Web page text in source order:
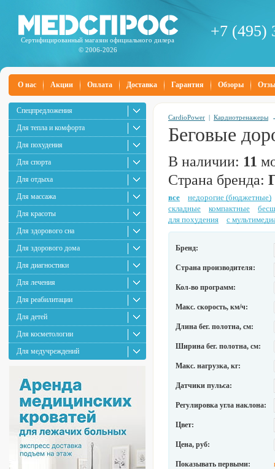
Сертифицированный магазин официального дилера
© 2006-2026
+7 (495)
О нас Акции Оплата Доставка Гарантия Обзоры
Спецпредложения
Для тепла и комфорта
Для похудения
Для спорта
Для отдыха
Для массажа
Для красоты
Для здорового сна
Для здорового дома
Для диагностики
Для лечения
Для реабилитации
Для детей
Для косметологии
Для медучреждений
CardioPower | Кардиотренажеры
Беговые
В наличии: 11
Страна бренда:
все
недорогие (бюджетные)
складные
компактные
для похудения
с
Бренд:
Страна производителя:
Кол-во программ:
Макс. скорость, км/ч:
Длина бег. полотна, см:
Ширина бег. полотна, см:
Макс. нагрузка, кг:
Датчики пульса:
Регулировка угла наклона:
Цвет:
Цена, руб:
Показывать первыми: